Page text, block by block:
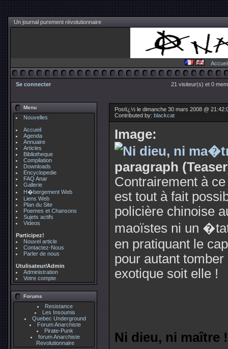
Un journal purement révolutionnaire
Accueil
Se connecter 21 visiteur(s) et 0
Menu
Nouvelles
Accueil
Agenda
Annuaire
Articles
Bibliotheque
Compilation
Downloads
Encyclopedie
FAQ Anar
Gallerie
H�bergement Web
Liens Web
Plan du Site
Poemes et Chansons
Sujets actifs
Videos
Participez!
Nouvel article
Contactez-Nous
Parler de nous
Utulisateur/Admin
Administration
Votre compte
Forums
Resistance
Les Insoumis
Quebec Underground
Forum Anarchiste
Pirate-Punk
forum Anarchiste
Revolutionnaire
Postï¿½ le dimanche 30 mars 2008 @
Contributed by: blackcat
Image:
paragraph
Contrairement à
est tout à fait
policière chinoise
maoïstes ni un
en pratiquant le
pour autant
exotique soit elle !
Ni dieu, ni maître !